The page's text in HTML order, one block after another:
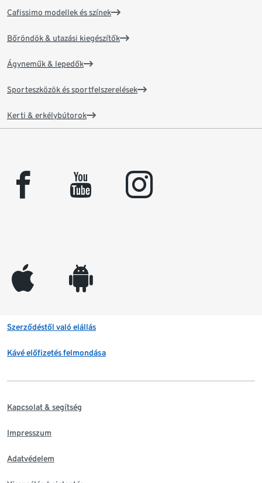
Cafissimo modellek és színek
Bőröndök & utazási kiegészítők
Ágyneműk & lepedők
Sporteszközök és sportfelszerelések
Kerti & erkélybútorok
facebook youtube instagram
appleinc android
Szerződéstől való elállás
Kávé előfizetés felmondása
Kapcsolat & segítség
Impresszum
Adatvédelem